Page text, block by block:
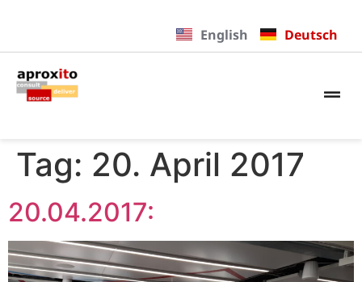
English Deutsch
Tag: 20. April 2017
20.04.2017: